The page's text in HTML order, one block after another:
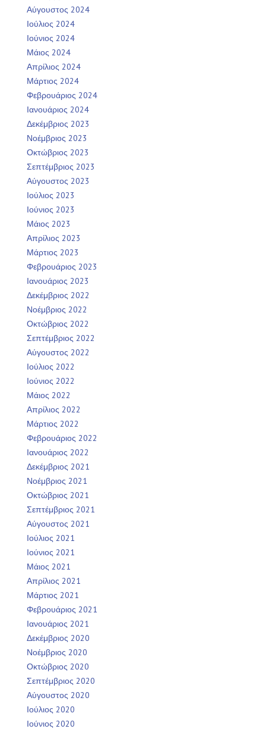
Αύγουστος 2024
Ιούλιος 2024
Ιούνιος 2024
Μάιος 2024
Απρίλιος 2024
Μάρτιος 2024
Φεβρουάριος 2024
Ιανουάριος 2024
Δεκέμβριος 2023
Νοέμβριος 2023
Οκτώβριος 2023
Σεπτέμβριος 2023
Αύγουστος 2023
Ιούλιος 2023
Ιούνιος 2023
Μάιος 2023
Απρίλιος 2023
Μάρτιος 2023
Φεβρουάριος 2023
Ιανουάριος 2023
Δεκέμβριος 2022
Νοέμβριος 2022
Οκτώβριος 2022
Σεπτέμβριος 2022
Αύγουστος 2022
Ιούλιος 2022
Ιούνιος 2022
Μάιος 2022
Απρίλιος 2022
Μάρτιος 2022
Φεβρουάριος 2022
Ιανουάριος 2022
Δεκέμβριος 2021
Νοέμβριος 2021
Οκτώβριος 2021
Σεπτέμβριος 2021
Αύγουστος 2021
Ιούλιος 2021
Ιούνιος 2021
Μάιος 2021
Απρίλιος 2021
Μάρτιος 2021
Φεβρουάριος 2021
Ιανουάριος 2021
Δεκέμβριος 2020
Νοέμβριος 2020
Οκτώβριος 2020
Σεπτέμβριος 2020
Αύγουστος 2020
Ιούλιος 2020
Ιούνιος 2020